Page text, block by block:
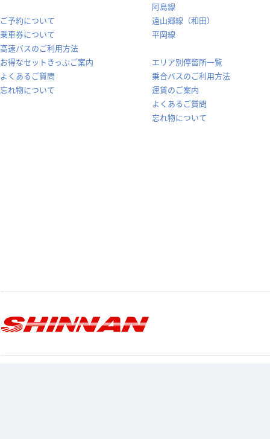
ご予約について
乗車券について
高速バスのご利用方法
お得なセットきっぷご案内
よくあるご質問
忘れ物について
阿島線
遠山郷線（和田）
平岡線
エリア別停留所一覧
乗合バスのご利用方法
運賃のご案内
よくあるご質問
忘れ物について